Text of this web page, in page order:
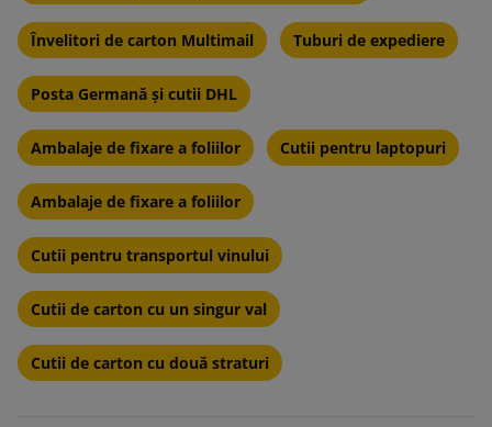
Învelitori de carton Multimail Tuburi de expediere
Posta Germană și cutii DHL
Ambalaje de fixare a foliilor Cutii pentru laptopuri
Ambalaje de fixare a foliilor
Cutii pentru transportul vinului
Cutii de carton cu un singur val
Cutii de carton cu două straturi